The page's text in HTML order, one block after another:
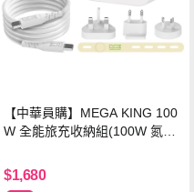
【中華員購】MEGA KING 100
W 全能旅充收納組(100W 氮化
萬國轉接器)
$1,680